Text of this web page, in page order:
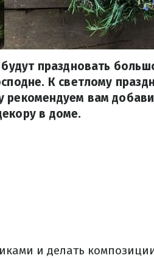
праздновать
К светлому
рекомендуем вам
в доме.
и делать